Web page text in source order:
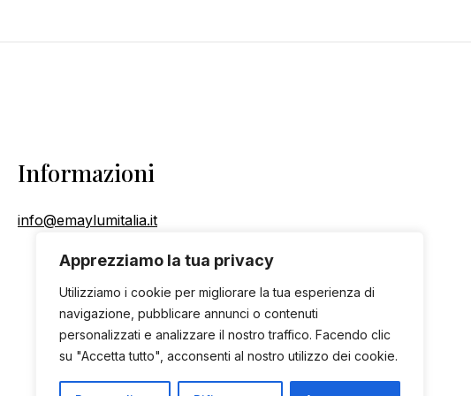
Apprezziamo la tua privacy
Utilizziamo i cookie per migliorare la tua esperienza di
navigazione, pubblicare annunci o contenuti
personalizzati e analizzare il nostro traffico. Facendo clic
su "Accetta tutto", acconsenti al nostro utilizzo dei cookie.
Informazioni
info@emaylumitalia.it